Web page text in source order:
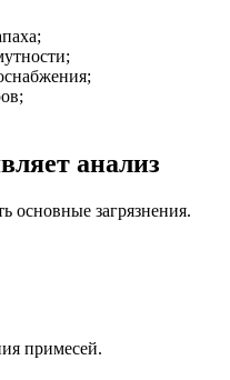
анализ
основные загрязнения.
примесей.